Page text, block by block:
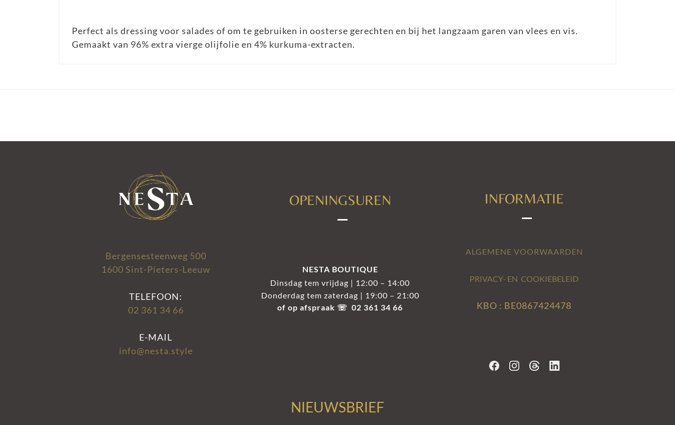
Perfect als dressing voor salades of om te gebruiken in oosterse gerechten en bij het langzaam garen van vlees en vis.
Gemaakt van 96% extra vierge olijfolie en 4% kurkuma-extracten.
Bergensesteenweg 500
1600 Sint-Pieters-Leeuw
TELEFOON:
02 361 34 66
E-MAIL
info@nesta.style
OPENINGSUREN
NESTA BOUTIQUE
Dinsdag tem vrijdag | 12:00 – 14:00
Donderdag tem zaterdag | 19:00 – 21:00
of op afspraak ☏ 02 361 34 66
INFORMATIE
ALGEMENE VOORWAARDEN
PRIVACY- EN COOKIEBELEID
KBO : BE0867424478
NIEUWSBRIEF